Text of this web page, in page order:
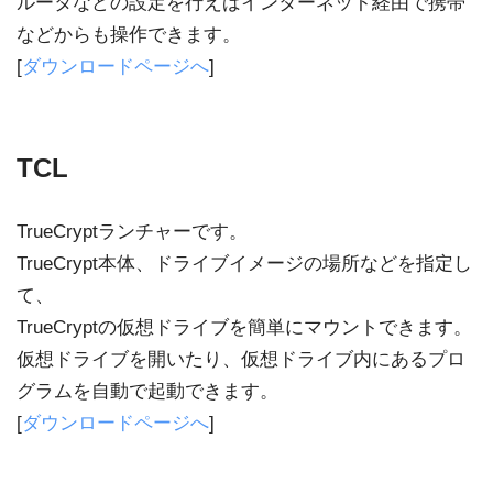
などからも操作できます。
[ダウンロードページへ]
TCL
TrueCryptランチャーです。
TrueCrypt本体、ドライブイメージの場所などを指定し
て、
TrueCryptの仮想ドライブを簡単にマウントできます。
仮想ドライブを開いたり、仮想ドライブ内にあるプロ
グラムを自動で起動できます。
[ダウンロードページへ]